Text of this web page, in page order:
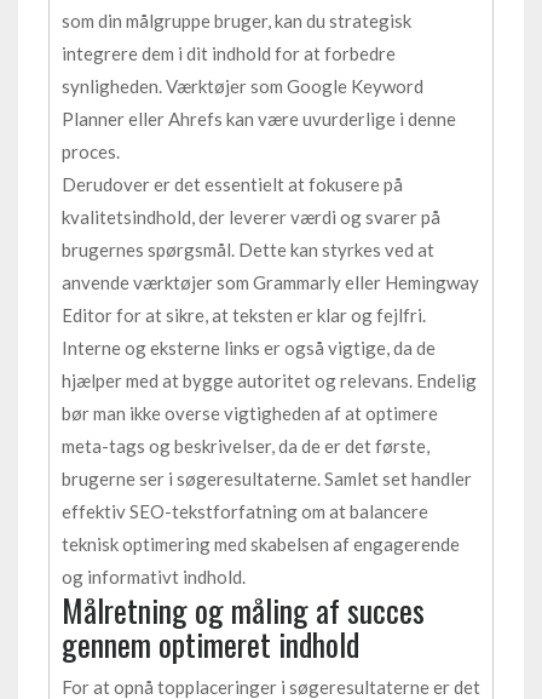
som din målgruppe bruger, kan du strategisk
integrere dem i dit indhold for at forbedre
synligheden. Værktøjer som Google Keyword
Planner eller Ahrefs kan være uvurderlige i denne
proces.
Derudover er det essentielt at fokusere på
kvalitetsindhold, der leverer værdi og svarer på
brugernes spørgsmål. Dette kan styrkes ved at
anvende værktøjer som Grammarly eller Hemingway
Editor for at sikre, at teksten er klar og fejlfri.
Interne og eksterne links er også vigtige, da de
hjælper med at bygge autoritet og relevans. Endelig
bør man ikke overse vigtigheden af at optimere
meta-tags og beskrivelser, da de er det første,
brugerne ser i søgeresultaterne. Samlet set handler
effektiv SEO-tekstforfatning om at balancere
teknisk optimering med skabelsen af engagerende
og informativt indhold.
Målretning og måling af succes
gennem optimeret indhold
For at opnå topplaceringer i søgeresultaterne er det